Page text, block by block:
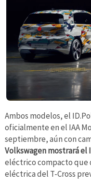
Ambos modelos, el
oficialmente en el IAA
septiembre, aún con
Volkswagen mostrará el
eléctrico compacto que
eléctrica del T-Cross